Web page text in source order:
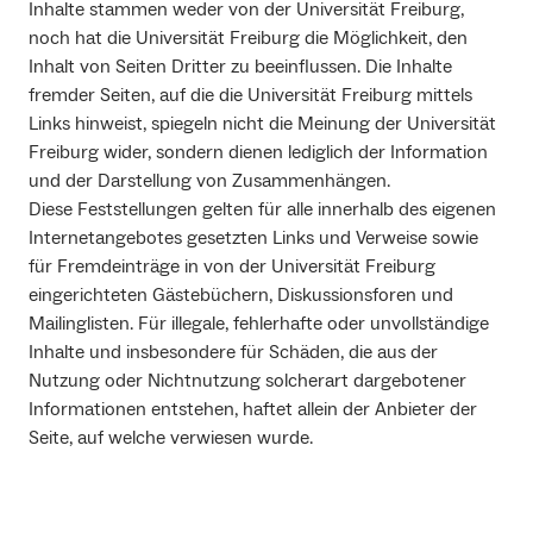
Inhalte stammen weder von der Universität Freiburg,
noch hat die Universität Freiburg die Möglichkeit, den
Inhalt von Seiten Dritter zu beeinflussen. Die Inhalte
fremder Seiten, auf die die Universität Freiburg mittels
Links hinweist, spiegeln nicht die Meinung der Universität
Freiburg wider, sondern dienen lediglich der Information
und der Darstellung von Zusammenhängen.
Diese Feststellungen gelten für alle innerhalb des eigenen
Internetangebotes gesetzten Links und Verweise sowie
für Fremdeinträge in von der Universität Freiburg
eingerichteten Gästebüchern, Diskussionsforen und
Mailinglisten. Für illegale, fehlerhafte oder unvollständige
Inhalte und insbesondere für Schäden, die aus der
Nutzung oder Nichtnutzung solcherart dargebotener
Informationen entstehen, haftet allein der Anbieter der
Seite, auf welche verwiesen wurde.